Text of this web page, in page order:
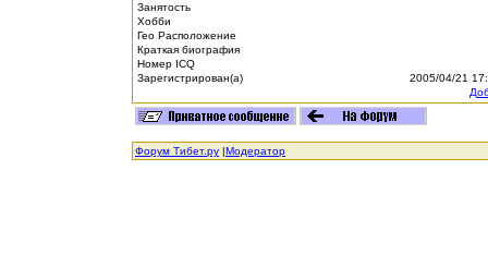
Занятость
Хобби
Гео Расположение
Краткая биография
Номер ICQ
Зарегистрирован(а)
2005/04/21
Форум Тибет.ру |Модератор